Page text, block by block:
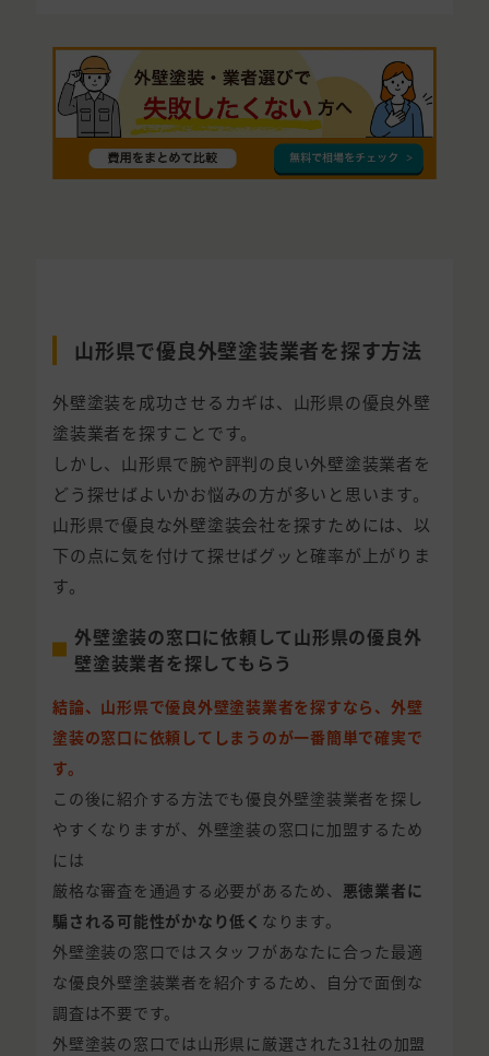
山形県で優良外壁塗装業者を探す方法
外壁塗装を成功させるカギは、山形県の優良外壁
塗装業者を探すことです。
しかし、山形県で腕や評判の良い外壁塗装業者を
どう探せばよいかお悩みの方が多いと思います。
山形県で優良な外壁塗装会社を探すためには、以
下の点に気を付けて探せばグッと確率が上がりま
す。
外壁塗装の窓口に依頼して山形県の優良外
壁塗装業者を探してもらう
結論、山形県で優良外壁塗装業者を探すなら、外壁
塗装の窓口に依頼してしまうのが一番簡単で確実で
す。
この後に紹介する方法でも優良外壁塗装業者を探し
やすくなりますが、外壁塗装の窓口に加盟するため
には
厳格な審査を通過する必要があるため、 悪徳業者に
騙される可能性がかなり低く なります。
外壁塗装の窓口ではスタッフがあなたに合った最適
な優良外壁塗装業者を紹介するため、自分で面倒な
調査は不要です。
外壁塗装の窓口では山形県に厳選された31社の加盟